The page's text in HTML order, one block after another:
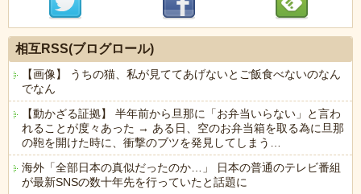
相互RSS(ブログロール)
【画像】 うちの猫、私が見ててあげないとご飯食べないのなん
でなん
【動かざる証拠】 半年前から旦那に「お弁当いらない」と言わ
れることが度々あった → ある日、空のお弁当箱を取る為に旦那
の鞄を開けた時に、衝撃のブツを発見してしまう…
海外「全部日本の真似だったのか…」 日本の普通のテレビ番組
が最新SNSの数十年先を行っていたと話題に